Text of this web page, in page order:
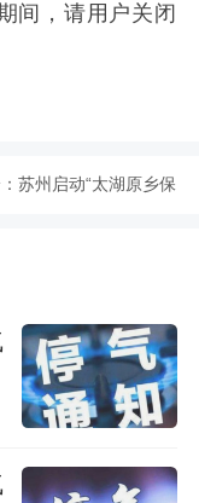
间，请用户关闭
苏州启动“太湖原乡保